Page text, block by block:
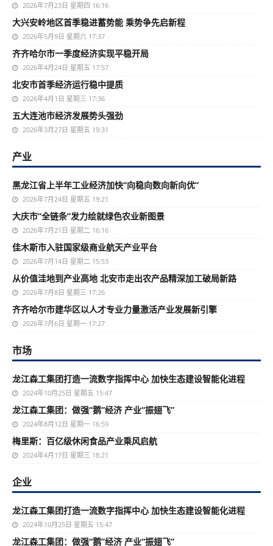
2026年7月23日 星期四 16:16
大兴安岭地区首季稳进蓄势能 乘势争先启新程
2026年5月9日 星期六 17:37
齐齐哈尔市一季度经济实现平稳开局
2026年4月24日 星期五 17:57
北安市首季经济运行稳中提质
2026年4月1日 星期三 17:36
五大连池市经济发展势头强劲
2026年3月27日 星期五 19:31
产业
黑龙江省上半年工业经济加快“向稳向数向新向优”
2026年7月24日 星期五 19:21
大庆市“全链条”发力绘就绿色农业新图景
2026年7月21日 星期二 16:16
佳木斯市入驻国家级商业航天产业平台
2026年7月14日 星期二 15:53
从价值洼地到产业高地 北安市走出农产品精深加工破局新路
2026年7月8日 星期三 17:26
齐齐哈尔市建华区以人才专业力量激活产业发展新引擎
2026年7月6日 星期一 17:27
市场
龙江森工集团打造一流数字指挥中心 加快生态建设智能化进程
2024年10月25日 星期五 15:47
龙江森工集团：做强“鹅”经济 产业“振翅飞”
2024年8月12日 星期一 16:59
梅里斯：百亿级休闲食品产业乘风启航
2024年4月17日 星期三 18:21
企业
龙江森工集团打造一流数字指挥中心 加快生态建设智能化进程
2024年10月25日 星期五 15:47
龙江森工集团：做强“鹅”经济 产业“振翅飞”